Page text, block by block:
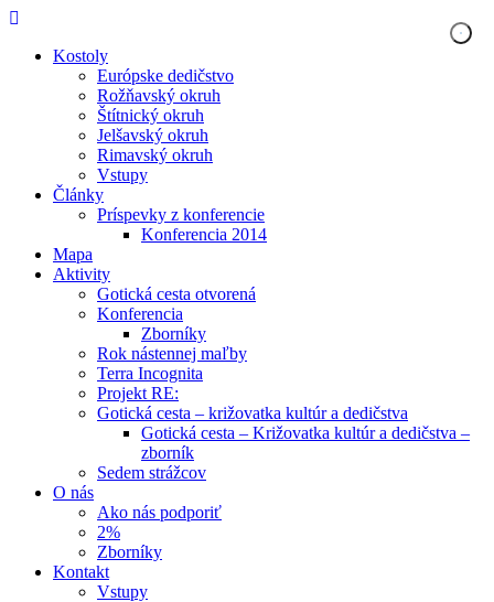
Kostoly
Európske dedičstvo
Rožňavský okruh
Štítnický okruh
Jelšavský okruh
Rimavský okruh
Vstupy
Články
Príspevky z konferencie
Konferencia 2014
Mapa
Aktivity
Gotická cesta otvorená
Konferencia
Zborníky
Rok nástennej maľby
Terra Incognita
Projekt RE:
Gotická cesta – križovatka kultúr a dedičstva
Gotická cesta – Križovatka kultúr a dedičstva –
zborník
Sedem strážcov
O nás
Ako nás podporiť
2%
Zborníky
Kontakt
Vstupy